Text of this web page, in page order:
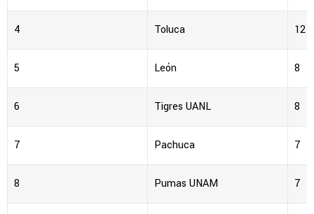
4 Toluca 12
5 León 8
6 Tigres UANL 8
7 Pachuca 7
8 Pumas UNAM 7